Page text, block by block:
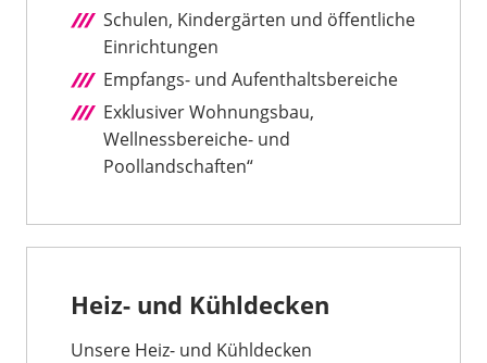
Schulen, Kindergärten und öffentliche
Einrichtungen
Empfangs- und Aufenthaltsbereiche
Exklusiver Wohnungsbau,
Wellnessbereiche- und
Poollandschaften“
Heiz- und Kühldecken
Unsere Heiz- und Kühldecken